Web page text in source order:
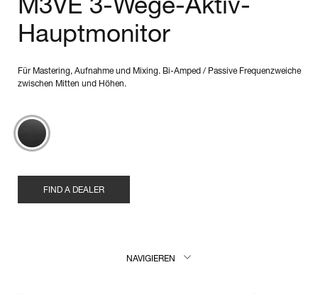
M3VE 3-Wege-Aktiv-
Hauptmonitor
Für Mastering, Aufnahme und Mixing. Bi-Amped / Passive Frequenzweiche
zwischen Mitten und Höhen.
FIND A DEALER
NAVIGIEREN